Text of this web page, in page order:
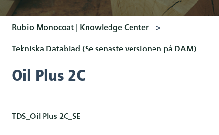
Rubio Monocoat | Knowledge Center
Tekniska Datablad (Se senaste versionen på DAM)
Oil Plus 2C
TDS_Oil Plus 2C_SE